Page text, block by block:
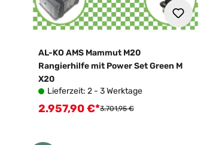
AL-KO AMS Mammut M20
Rangierhilfe mit Power Set Green M
X20
Lieferzeit: 2 - 3 Werktage
Verkaufspreis:
2.957,90 €*Regulärer Preis:
3.701,95 €